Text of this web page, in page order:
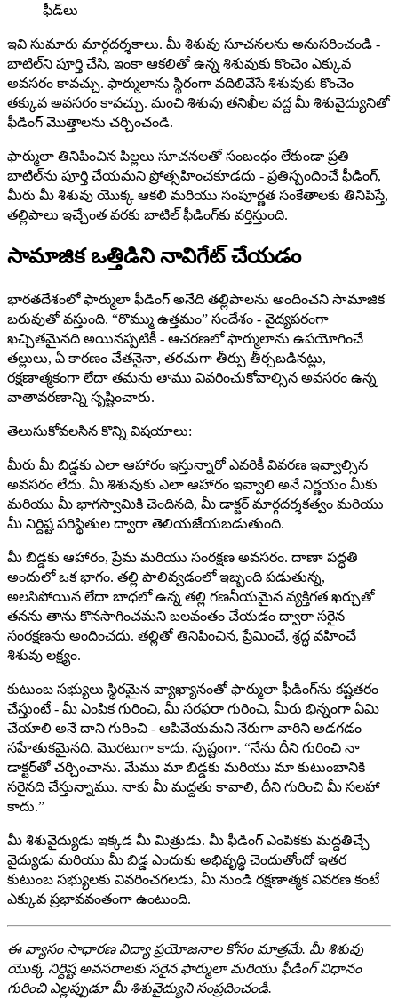
ఫీడ్‌లు
ఇవి సుమారు మార్గదర్శకాలు. మీ శిశువు సూచనలను అనుసరించండి -
బాటిల్‌ని పూర్తి చేసి, ఇంకా ఆకలితో ఉన్న శిశువుకు కొంచెం ఎక్కువ
అవసరం కావచ్చు. ఫార్ములాను స్థిరంగా వదిలివేసే శిశువుకు కొంచెం
తక్కువ అవసరం కావచ్చు. మంచి శిశువు తనిఖీల వద్ద మీ శిశువైద్యునితో
ఫీడింగ్ మొత్తాలను చర్చించండి.
ఫార్ములా తినిపించిన పిల్లలు సూచనలతో సంబంధం లేకుండా ప్రతి
బాటిల్‌ను పూర్తి చేయమని ప్రోత్సహించకూడదు - ప్రతిస్పందించే ఫీడింగ్,
మీరు మీ శిశువు యొక్క ఆకలి మరియు సంపూర్ణత సంకేతాలకు తినిపిస్తే,
తల్లిపాలు ఇచ్చేంత వరకు బాటిల్ ఫీడింగ్‌కు వర్తిస్తుంది.
సామాజిక ఒత్తిడిని నావిగేట్ చేయడం
భారతదేశంలో ఫార్ములా ఫీడింగ్ అనేది తల్లిపాలను అందించని సామాజిక
బరువుతో వస్తుంది. “రొమ్ము ఉత్తమం” సందేశం - వైద్యపరంగా
ఖచ్చితమైనది అయినప్పటికీ - ఆచరణలో ఫార్ములాను ఉపయోగించే
తల్లులు, ఏ కారణం చేతనైనా, తరచుగా తీర్పు తీర్చబడినట్లు,
రక్షణాత్మకంగా లేదా తమను తాము వివరించుకోవాల్సిన అవసరం ఉన్న
వాతావరణాన్ని సృష్టించారు.
తెలుసుకోవలసిన కొన్ని విషయాలు:
మీరు మీ బిడ్డకు ఎలా ఆహారం ఇస్తున్నారో ఎవరికీ వివరణ ఇవ్వాల్సిన
అవసరం లేదు. మీ శిశువుకు ఎలా ఆహారం ఇవ్వాలి అనే నిర్ణయం మీకు
మరియు మీ భాగస్వామికి చెందినది, మీ డాక్టర్ మార్గదర్శకత్వం మరియు
మీ నిర్దిష్ట పరిస్థితుల ద్వారా తెలియజేయబడుతుంది.
మీ బిడ్డకు ఆహారం, ప్రేమ మరియు సంరక్షణ అవసరం. దాణా పద్ధతి
అందులో ఒక భాగం. తల్లి పాలివ్వడంలో ఇబ్బంది పడుతున్న,
అలసిపోయిన లేదా బాధలో ఉన్న తల్లి గణనీయమైన వ్యక్తిగత ఖర్చుతో
తనను తాను కొనసాగించమని బలవంతం చేయడం ద్వారా సరైన
సంరక్షణను అందించదు. తల్లితో తినిపించిన, ప్రేమించే, శ్రద్ధ వహించే
శిశువు లక్ష్యం.
కుటుంబ సభ్యులు స్థిరమైన వ్యాఖ్యానంతో ఫార్ములా ఫీడింగ్‌ను కష్టతరం
చేస్తుంటే - మీ ఎంపిక గురించి, మీ సరఫరా గురించి, మీరు భిన్నంగా ఏమి
చేయాలి అనే దాని గురించి - ఆపివేయమని నేరుగా వారిని అడగడం
సహేతుకమైనది. మొరటుగా కాదు, స్పష్టంగా. “నేను దీని గురించి నా
డాక్టర్‌తో చర్చించాను. మేము మా బిడ్డకు మరియు మా కుటుంబానికి
సరైనది చేస్తున్నాము. నాకు మీ మద్దతు కావాలి, దీని గురించి మీ సలహా
కాదు.”
మీ శిశువైద్యుడు ఇక్కడ మీ మిత్రుడు. మీ ఫీడింగ్ ఎంపికకు మద్దతిచ్చే
వైద్యుడు మరియు మీ బిడ్డ ఎందుకు అభివృద్ధి చెందుతోందో ఇతర
కుటుంబ సభ్యులకు వివరించగలడు, మీ నుండి రక్షణాత్మక వివరణ కంటే
ఎక్కువ ప్రభావవంతంగా ఉంటుంది.
ఈ వ్యాసం సాధారణ విద్యా ప్రయోజనాల కోసం మాత్రమే. మీ శిశువు
యొక్క నిర్దిష్ట అవసరాలకు సరైన ఫార్ములా మరియు ఫీడింగ్ విధానం
గురించి ఎల్లప్పుడూ మీ శిశువైద్యుని సంప్రదించండి.